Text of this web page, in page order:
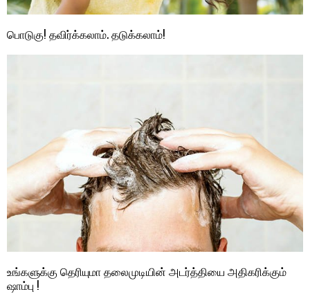
பொடுகு! தவிர்க்கலாம். தடுக்கலாம்!
உங்களுக்கு தெரியுமா தலைமுடியின் அடர்த்தியை அதிகரிக்கும்
ஷாம்பு !